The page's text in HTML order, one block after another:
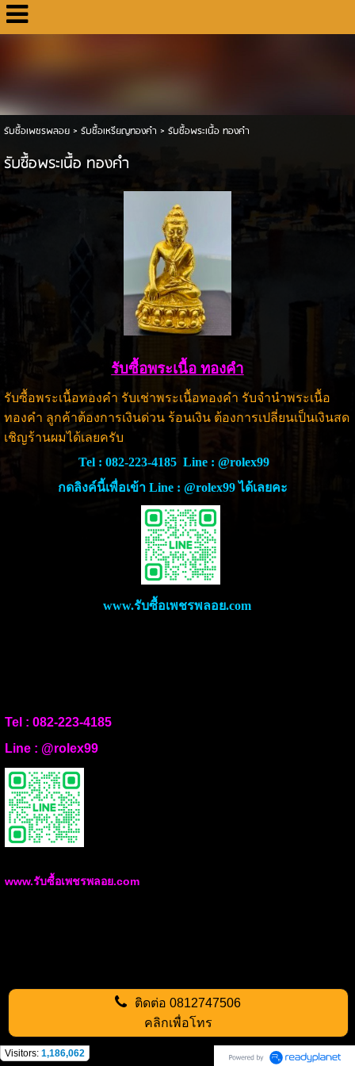
รับซื้อเพชรพลอย> รับซื้อเหรียญทองคำ > รับซื้อพระเนื้อ ทองคำ
รับซื้อพระเนื้อ ทองคำ
รับซื้อพระเนื้อ ทองคำ
รับซื้อพระเนื้อทองคำ รับเช่าพระเนื้อทองคำ รับจำนำพระเนื้อ
ทองคำ ลูกค้าต้องการเงินด่วน ร้อนเงิน ต้องการเปลี่ยนเป็นเงินสด
เชิญร้านผมได้เลยครับ
Tel :082-223-4185 Line :@rolex99
กดลิงค์นี้เพื่อเข้า Line : @rolex99 ได้เลยคะ
www.รับซื้อเพชรพลอย.com
Tel : 082-223-4185
Line : @rolex99
www.รับซื้อเพชรพลอย.com
ติดต่อ0812747506
คลิกเพื่อโทร
Visitors: 1,186,062